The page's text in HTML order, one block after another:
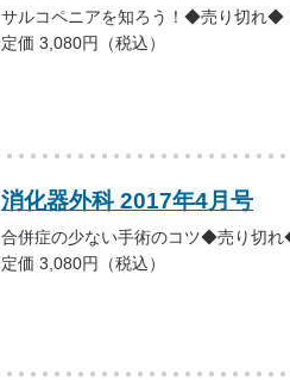
サルコペニアを知ろう！◆売り切れ◆
定価 3,080円（税込）
消化器外科 2017年4月号
合併症の少ない手術のコツ◆売り切
定価 3,080円（税込）